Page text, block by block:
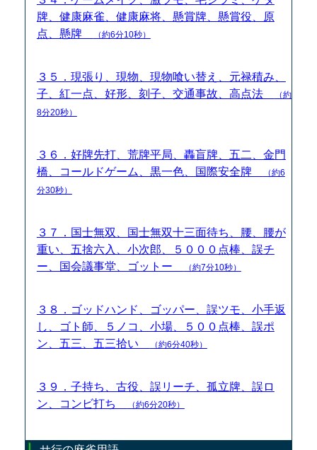
牌、健康麻雀、健康麻将、懸賞牌、懸賞役、原
点、懸牌
（約6分10秒）
３５．現張り、現物、現物喰い替え、元禄積み、
子、紅一点、好形、刻子、交通事故、高点法
（約
8分20秒）
３６．好牌先打、荒牌平局、轟盲牌、五二、金門
橋、コールドゲーム、黒一色、国際安全牌
（約6
分30秒）
３７．国士無双、国士無双十三面待ち、腰、腰が
重い、五捨六入、小次郎、５０００点棒、誤チ
ー、国会議事堂、ゴットー
（約7分10秒）
３８．ゴッドハンド、ゴッパー、誤ツモ、小手返
し、ゴト師、５ノコ、小場、５００点棒、誤ポ
ン、五三、五三拾い
（約6分40秒）
３９．子持ち、古役、誤リーチ、孤立牌、誤ロ
ン、コンビ打ち
（約6分20秒）